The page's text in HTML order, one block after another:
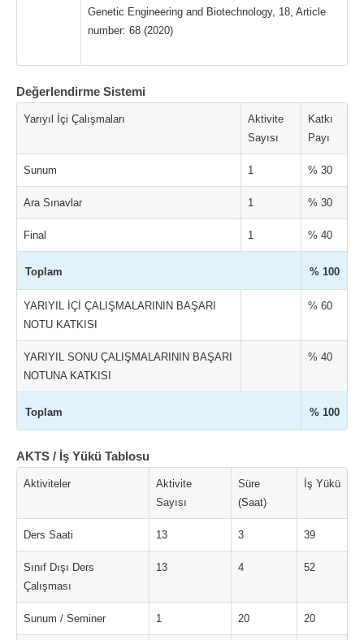
Genetic Engineering and Biotechnology, 18, Article
number: 68 (2020)
Değerlendirme Sistemi
Yarıyıl İçi Çalışmaları
Aktivite
Sayısı
Katkı
Payı
Sunum 1 % 30
Ara Sınavlar 1 % 30
Final 1 % 40
Toplam % 100
YARIYIL İÇİ ÇALIŞMALARININ BAŞARI
NOTU KATKISI
% 60
YARIYIL SONU ÇALIŞMALARININ BAŞARI
NOTUNA KATKISI
% 40
Toplam % 100
AKTS / İş Yükü Tablosu
Aktiviteler
Aktivite
Sayısı
Süre
(Saat)
İş Yükü
Ders Saati 13 3 39
Sınıf Dışı Ders
Çalışması
13 4 52
Sunum / Seminer 1 20 20